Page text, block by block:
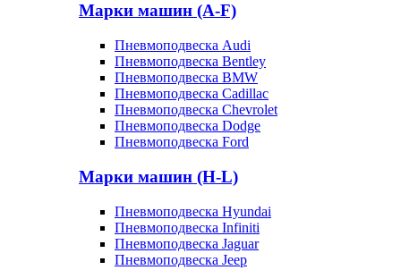
Марки машин (A-F)
Пневмоподвеска Audi
Пневмоподвеска Bentley
Пневмоподвеска BMW
Пневмоподвеска Cadillac
Пневмоподвеска Chevrolet
Пневмоподвеска Dodge
Пневмоподвеска Ford
Марки машин (H-L)
Пневмоподвеска Hyundai
Пневмоподвеска Infiniti
Пневмоподвеска Jaguar
Пневмоподвеска Jeep